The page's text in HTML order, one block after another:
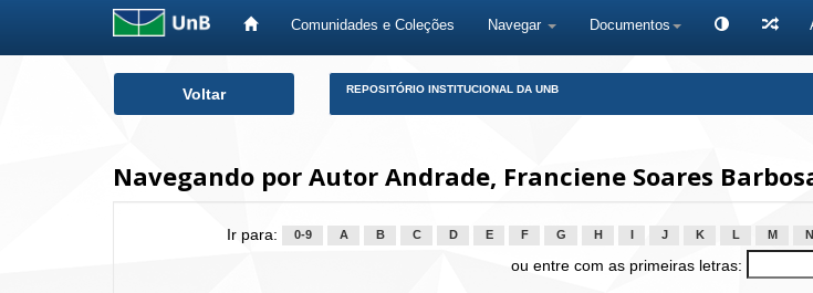
Comunidades e Coleções Navegar Documentos
Voltar REPOSITÓRIO INSTITUCIONAL DA UNB
Navegando por Autor Andrade, Franciene Soares
Ir para: 0-9 A B C D E F G H J K L M N
ou entre com as primeiras letras: